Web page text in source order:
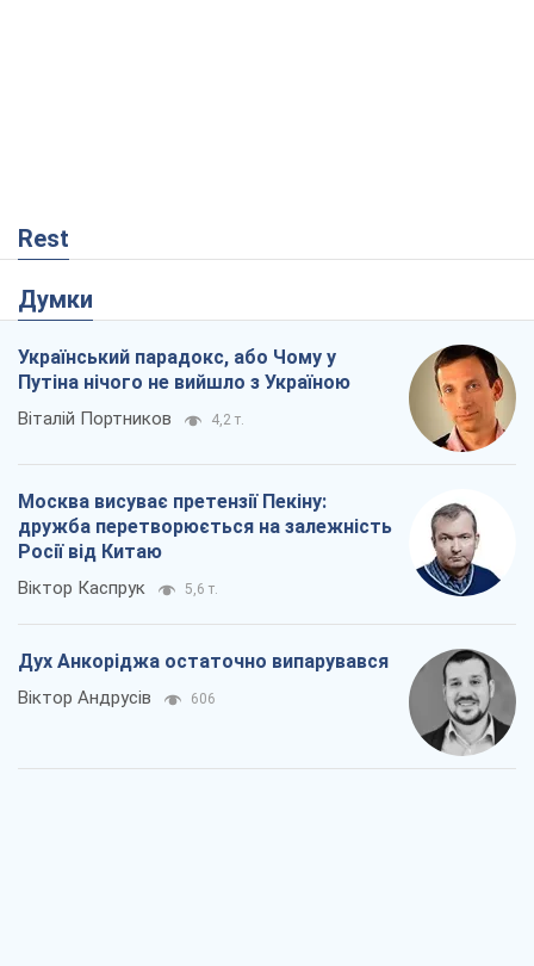
Rest
Думки
Український парадокс, або Чому у
Путіна нічого не вийшло з Україною
Віталій Портников 4,2 т.
Москва висуває претензії Пекіну:
дружба перетворюється на залежність
Росії від Китаю
Віктор Каспрук 5,6 т.
Дух Анкоріджа остаточно випарувався
Віктор Андрусів 606